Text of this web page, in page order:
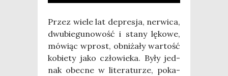
Przez wie­le lat depre­sja, ner­wi­ca,
dwu­bie­gu­no­wość i sta­ny lęko­we,
mówiąc wprost, obni­ża­ły war­tość
kobie­ty jako czło­wie­ka. Były jed­
nak obec­ne w lite­ra­tu­rze, poka­